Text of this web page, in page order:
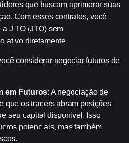
que buscam aprimorar suas
Com esses contratos, você
JITO (JTO) sem
ativo diretamente.
considerar negociar futuros de
em Futuros: A negociação de
que os traders abram posições
seu capital disponível. Isso
potenciais, mas também